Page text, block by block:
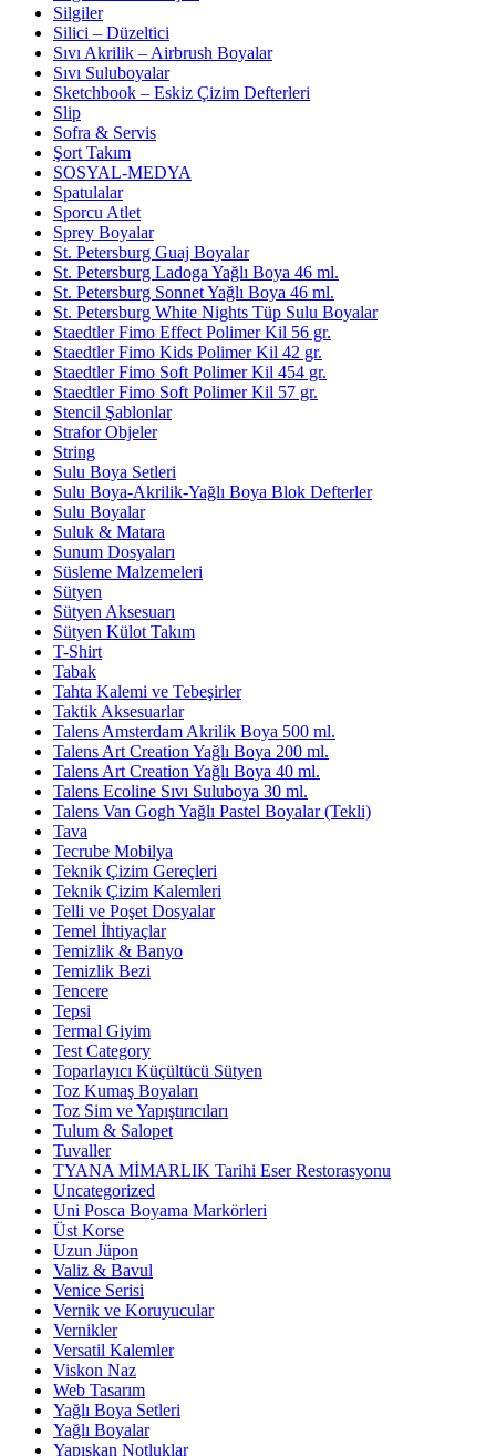
Silgiler
Silici – Düzeltici
Sıvı Akrilik – Airbrush Boyalar
Sıvı Suluboyalar
Sketchbook – Eskiz Çizim Defterleri
Slip
Sofra & Servis
Şort Takım
SOSYAL-MEDYA
Spatulalar
Sporcu Atlet
Sprey Boyalar
St. Petersburg Guaj Boyalar
St. Petersburg Ladoga Yağlı Boya 46 ml.
St. Petersburg Sonnet Yağlı Boya 46 ml.
St. Petersburg White Nights Tüp Sulu Boyalar
Staedtler Fimo Effect Polimer Kil 56 gr.
Staedtler Fimo Kids Polimer Kil 42 gr.
Staedtler Fimo Soft Polimer Kil 454 gr.
Staedtler Fimo Soft Polimer Kil 57 gr.
Stencil Şablonlar
Strafor Objeler
String
Sulu Boya Setleri
Sulu Boya-Akrilik-Yağlı Boya Blok Defterler
Sulu Boyalar
Suluk & Matara
Sunum Dosyaları
Süsleme Malzemeleri
Sütyen
Sütyen Aksesuarı
Sütyen Külot Takım
T-Shirt
Tabak
Tahta Kalemi ve Tebeşirler
Taktik Aksesuarlar
Talens Amsterdam Akrilik Boya 500 ml.
Talens Art Creation Yağlı Boya 200 ml.
Talens Art Creation Yağlı Boya 40 ml.
Talens Ecoline Sıvı Suluboya 30 ml.
Talens Van Gogh Yağlı Pastel Boyalar (Tekli)
Tava
Tecrube Mobilya
Teknik Çizim Gereçleri
Teknik Çizim Kalemleri
Telli ve Poşet Dosyalar
Temel İhtiyaçlar
Temizlik & Banyo
Temizlik Bezi
Tencere
Tepsi
Termal Giyim
Test Category
Toparlayıcı Küçültücü Sütyen
Toz Kumaş Boyaları
Toz Sim ve Yapıştırıcıları
Tulum & Salopet
Tuvaller
TYANA MİMARLIK Tarihi Eser Restorasyonu
Uncategorized
Uni Posca Boyama Markörleri
Üst Korse
Uzun Jüpon
Valiz & Bavul
Venice Serisi
Vernik ve Koruyucular
Vernikler
Versatil Kalemler
Viskon Naz
Web Tasarım
Yağlı Boya Setleri
Yağlı Boyalar
Yapışkan Notluklar